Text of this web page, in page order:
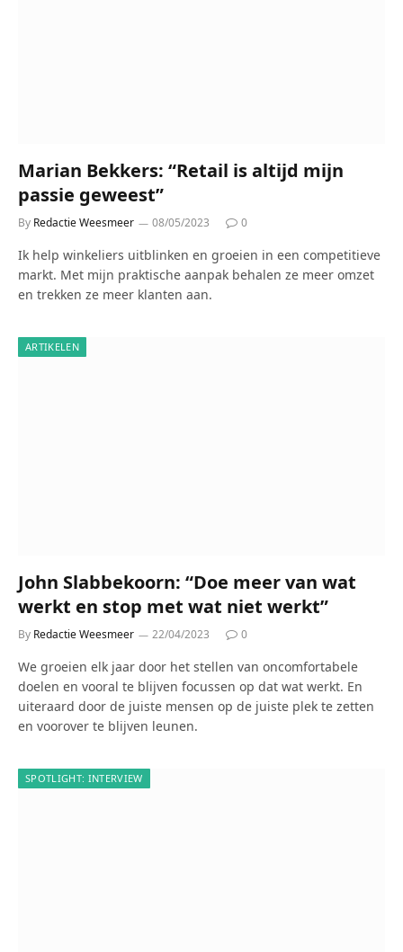
Marian Bekkers: “Retail is altijd mijn
passie geweest”
By Redactie Weesmeer 08/05/2023 0
Ik help winkeliers uitblinken en groeien in een competitieve
markt. Met mijn praktische aanpak behalen ze meer omzet
en trekken ze meer klanten aan.
ARTIKELEN
John Slabbekoorn: “Doe meer van wat
werkt en stop met wat niet werkt”
By Redactie Weesmeer 22/04/2023 0
We groeien elk jaar door het stellen van oncomfortabele
doelen en vooral te blijven focussen op dat wat werkt. En
uiteraard door de juiste mensen op de juiste plek te zetten
en voorover te blijven leunen.
SPOTLIGHT: INTERVIEW